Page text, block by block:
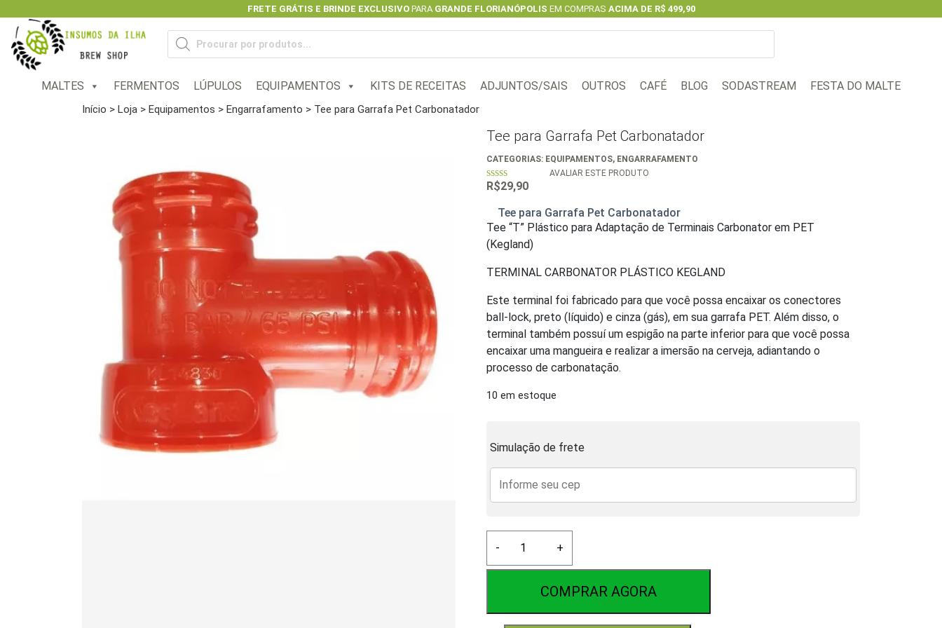
FRETE GRÁTIS E BRINDE EXCLUSIVOPARA GRANDE FLORIANÓPOLIS EM COMPRAS ACIMA DE R$ 499,90
Previous
Next
Pesquisar
produtos
MALTES FERMENTOS LÚPULOS EQUIPAMENTOS KITS DE RECEITAS ADJUNTOS/SAIS OUTROS CAFÉ BLOG SODASTREAM FESTA DO MALTE
Início > Loja > Equipamentos > Engarrafamento > Tee para Garrafa Pet Carbonatador
Tee para Garrafa Pet Carbonatador
CATEGORIAS: EQUIPAMENTOS, ENGARRAFAMENTO
0
5
AVALIAR ESTE PRODUTO
R$29,90
Tee para Garrafa Pet Carbonatador
Tee “T” Plástico para Adaptação de Terminais Carbonator em PET
(Kegland)
TERMINAL CARBONATOR PLÁSTICO KEGLAND
Este terminal foi fabricado para que você possa encaixar os conectores
ball-lock, preto (líquido) e cinza (gás), em sua garrafa PET. Além disso, o
terminal também possuí um espigão na parte inferior para que você possa
encaixar uma mangueira e realizar a imersão na cerveja, adiantando o
processo de carbonatação.
10 em estoque
Simulação de frete
-
para
Garrafa
quantidade
+
COMPRAR AGORA